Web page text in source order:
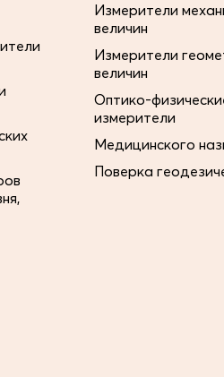
Измерители
величин
Измерители
величин
Оптико-
измерители
Медицинского
Поверка